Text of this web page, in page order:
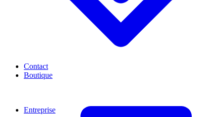
Contact
Boutique
Entreprise